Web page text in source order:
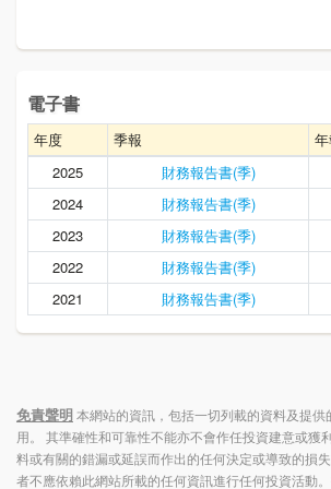
電子書
年度 季報
2025
財務報告書(季)
2024
財務報告書(季)
2023
財務報告書(季)
2022
財務報告書(季)
2021
財務報告書(季)
免責聲明本網站的資訊，包括一切列載的資料及提供
用。 其準確性和可靠性不能亦不會作任投資建意或獲
料或有關的錯漏或延誤而作出的任何決定或導致的損
者不應依賴此網站所載的任何資訊進行任何投資活動